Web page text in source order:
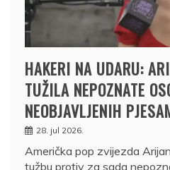
HAKERI NA UDARU:
TUŽILA NEPOZNATE
NEOBJAVLJENIH
28. jul 2026.
Američka pop zvijezda
tužbu protiv za sada